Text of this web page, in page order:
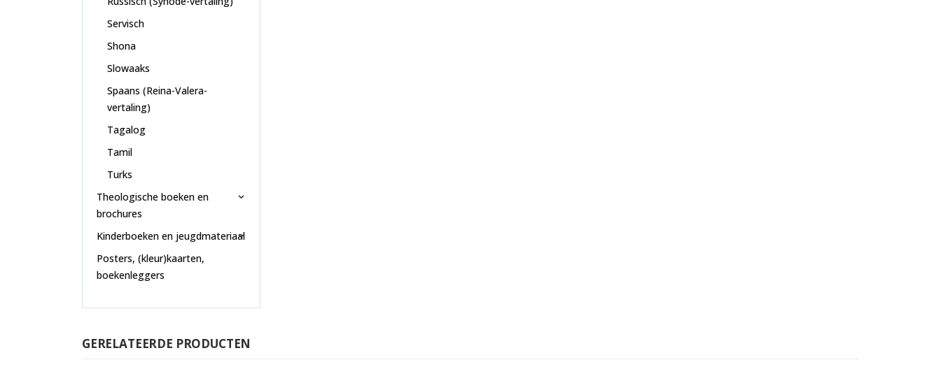
Servisch
Shona
Slowaaks
Spaans (Reina-Valera-
vertaling)
Tagalog
Tamil
Turks
Theologische boeken en
brochures
Kinderboeken en jeugdmateriaal
Posters, (kleur)kaarten,
boekenleggers
GERELATEERDE PRODUCTEN